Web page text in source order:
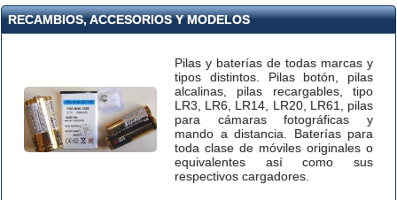
RECAMBIOS, ACCESORIOS Y MODELOS
Pilas y baterías de todas marcas y
tipos distintos. Pilas botón, pilas
alcalinas, pilas recargables, tipo
LR3, LR6, LR14, LR20, LR61, pilas
para cámaras fotográficas y
mando a distancia. Baterías para
toda clase de móviles originales o
equivalentes así como sus
respectivos cargadores.